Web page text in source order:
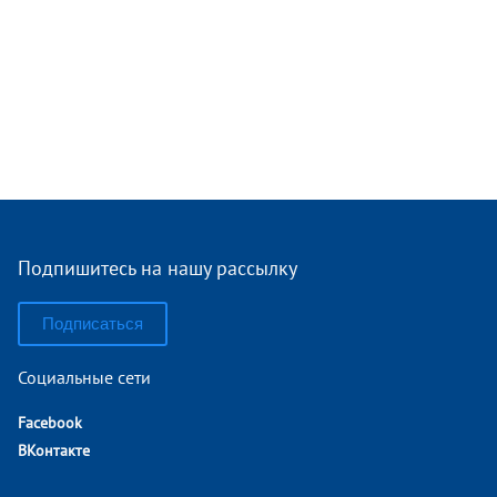
Подпишитесь на нашу рассылку
Подписаться
Социальные сети
Facebook
ВКонтакте